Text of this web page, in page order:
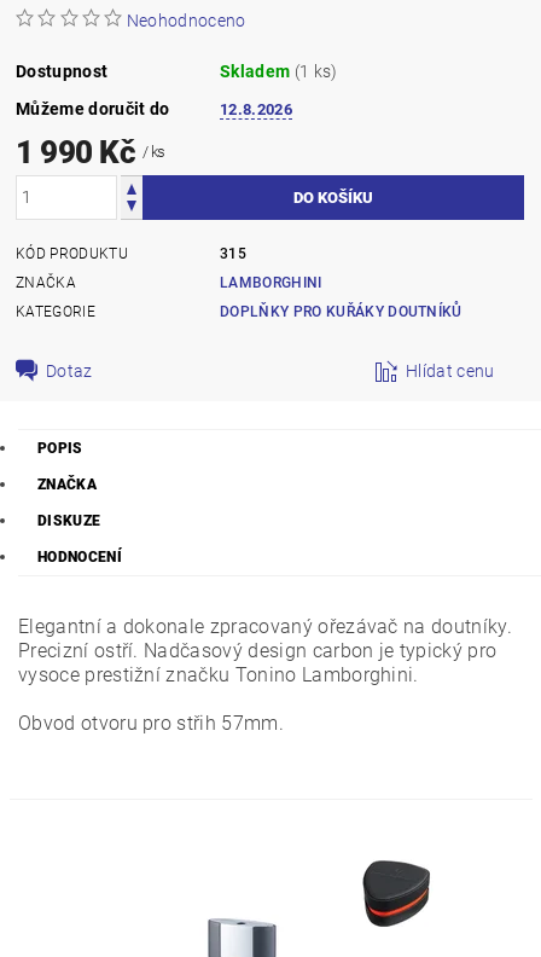
Neohodnoceno
Dostupnost Skladem (1 ks)
Můžeme doručit do
12.8.2026
1 990 Kč / ks
KÓD PRODUKTU
315
ZNAČKA
LAMBORGHINI
KATEGORIE
DOPLŇKY PRO KUŘÁKY DOUTNÍKŮ
Dotaz Hlídat cenu
POPIS
ZNAČKA
DISKUZE
HODNOCENÍ
Elegantní a dokonale zpracovaný ořezávač na doutníky.
Precizní ostří. Nadčasový design carbon je typický pro
vysoce prestižní značku Tonino Lamborghini.
Obvod otvoru pro střih 57mm.